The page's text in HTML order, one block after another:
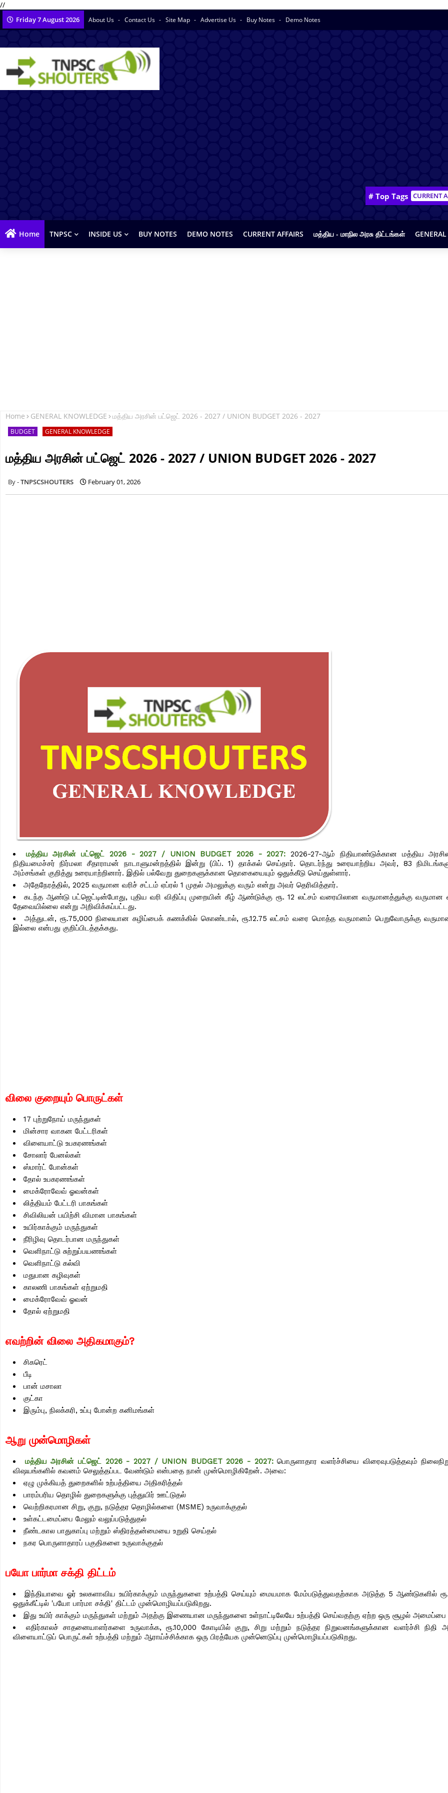
//
Friday 7 August 2026 About Us Contact Us Site Map Advertise Us Buy Notes Demo Notes
# Top Tags CURRENT
Home TNPSC INSIDE US BUY NOTES DEMO NOTES CURRENT AFFAIRS மத்திய - மாநில அரசு திட்டங்கள்
Home GENERAL KNOWLEDGE மத்திய அரசின் பட்ஜெட் 2026 - 2027 / UNION BUDGET 2026 - 2027
BUDGET GENERAL KNOWLEDGE
மத்திய அரசின் பட்ஜெட் 2026 - 2027 / UNION BUDGET 2026 - 2027
TNPSCSHOUTERS February 01, 2026
மத்திய அரசின் பட்ஜெட் 2026 - 2027 / UNION BUDGET 2026 - 2027:2026-27-ஆம் நிதியாண்டுக்கான மத்திய
நிதியமைச்சர் நிர்மலா சீதாராமன் நாடாளுமன்றத்தில் இன்று (பிப். 1) தாக்கல் செய்தார். தொடர்ந்து உரையாற்றிய அவர், 83
அம்சங்கள் குறித்து உரையாற்றினார். இதில் பல்வேறு துறைகளுக்கான தொகையையும் ஒதுக்கீடு செய்துள்ளார்.
அதேநேரத்தில், 2025 வருமான வரிச் சட்டம் ஏப்ரல் 1 முதல் அமலுக்கு வரும் என்று அவர் தெரிவித்தார்.
கடந்த ஆண்டு பட்ஜெட்டின்போது, புதிய வரி விதிப்பு முறையின் கீழ் ஆண்டுக்கு ரூ. 12 லட்சம் வரையிலான வருமானத்துக்கு வருமான
தேவையில்லை என்று அறிவிக்கப்பட்டது.
அத்துடன், ரூ.75,000 நிலையான கழிப்பைக் கணக்கில் கொண்டால், ரூ.12.75 லட்சம் வரை மொத்த வருமானம் பெறுவோருக்கு வருமான
இல்லை என்பது குறிப்பிடத்தக்கது.
விலை குறையும் பொருட்கள்
17 புற்றுநோய் மருந்துகள்
மின்சார வாகன பேட்டரிகள்
விளையாட்டு உபகரணங்கள்
சோலார் பேனல்கள்
ஸ்மார்ட் போன்கள்
தோல் உபகரணங்கள்
மைக்ரோவேவ் ஓவன்கள்
லித்தியம் பேட்டரி பாகங்கள்
சிவிலியன் பயிற்சி விமான பாகங்கள்
உயிர்காக்கும் மருந்துகள்
நீரிழிவு தொடர்பான மருந்துகள்
வெளிநாட்டு சுற்றுப்பயணங்கள்
வெளிநாட்டு கல்வி
மதுபான கழிவுகள்
காலணி பாகங்கள் ஏற்றுமதி
மைக்ரோவேவ் ஓவன்
தோல் ஏற்றுமதி
எவற்றின் விலை அதிகமாகும்?
சிகரெட்
பீடி
பான் மசாலா
குட்கா
இரும்பு, நிலக்கரி, உப்பு போன்ற கனிமங்கள்
ஆறு முன்மொழிகள்
மத்திய அரசின் பட்ஜெட் 2026 - 2027 / UNION BUDGET 2026 - 2027:பொருளாதார வளர்ச்சியை விரைவுபடுத்தவும்
விஷயங்களில் கவனம் செலுத்தப்பட வேண்டும் என்பதை நான் முன்மொழிகிறேன். அவை:
ஏழு முக்கியத் துறைகளில் உற்பத்தியை அதிகரித்தல்
பாரம்பரிய தொழில் துறைகளுக்கு புத்துயிர் ஊட்டுதல்
வெற்றிகரமான சிறு, குறு, நடுத்தர தொழில்களை (MSME) உருவாக்குதல்
உள்கட்டமைப்பை மேலும் வலுப்படுத்துதல்
நீண்டகால பாதுகாப்பு மற்றும் ஸ்திரத்தன்மையை உறுதி செய்தல்
நகர பொருளாதாரப் பகுதிகளை உருவாக்குதல்
பயோ பார்மா சக்தி திட்டம்
இந்தியாவை ஓர் உலகளாவிய உயிர்காக்கும் மருந்துகளை உற்பத்தி செய்யும் மையமாக மேம்படுத்துவதற்காக அடுத்த 5 ஆண்டுகளில்
ஒதுக்கீட்டில் 'பயோ பார்மா சக்தி' திட்டம் முன்மொழியப்படுகிறது.
இது உயிர் காக்கும் மருந்துகள் மற்றும் அதற்கு இணையான மருந்துகளை உள்நாட்டிலேயே உற்பத்தி செய்வதற்கு ஏற்ற ஒரு சூழல் அமைப்பை
எதிர்காலச் சாதனையாளர்களை உருவாக்க, ரூ.10,000 கோடியில் குறு, சிறு மற்றும் நடுத்தர நிறுவனங்களுக்கான வளர்ச்சி நிதி
விளையாட்டுப் பொருட்கள் உற்பத்தி மற்றும் ஆராய்ச்சிக்காக ஒரு பிரத்யேக முன்னெடுப்பு முன்மொழியப்படுகிறது.